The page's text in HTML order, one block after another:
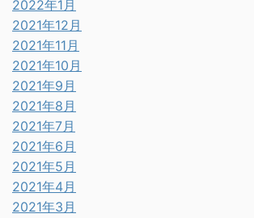
2022年1月
2021年12月
2021年11月
2021年10月
2021年9月
2021年8月
2021年7月
2021年6月
2021年5月
2021年4月
2021年3月